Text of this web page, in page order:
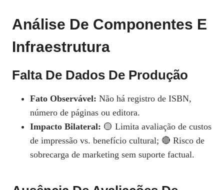
Análise De Componentes E
Infraestrutura
Falta De Dados De Produção
Fato Observável: Não há registro de ISBN,
número de páginas ou editora.
Impacto Bilateral: 🟡 Limita avaliação de custos
de impressão vs. benefício cultural; 🔴 Risco de
sobrecarga de marketing sem suporte factual.